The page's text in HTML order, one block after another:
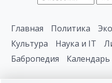
Главная Политика
Культура
Наука и IT
Бабропедия
Календарь